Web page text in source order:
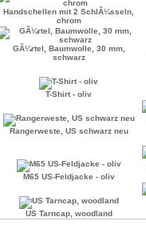
Handschellen mit 2 SchlÃ¼sseln,
chrom
GÃ¼rtel, Baumwolle, 30 mm,
schwarz
T-Shirt - oliv
Rangerweste, US schwarz neu
M65 US-Feldjacke - oliv
US Tarncap, woodland